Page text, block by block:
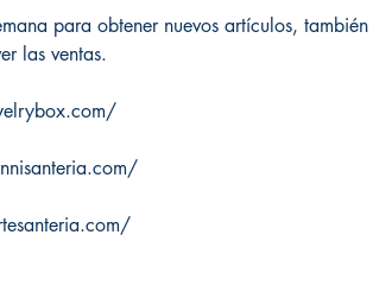
para obtener nuevos artículos, también
las ventas.